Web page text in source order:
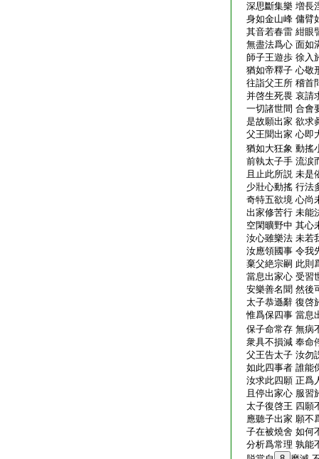
深思斷集樂 増長
身如金山峰 傭臂
其音若春雷 紺眼
無盡法爲心 面如
師子王遊歩 徐入
猶如帝釋子 心敬
往詣父王所 稽首
并啓生死畏 哀請
一切諸世間 合會
是故願出家 欲求
父王聞出家 心即
猶如大狂象 動搖
前執太子手 流涙
且止此所説 未是
少壯心動搖 行法
奇特五欲境 心尚
出家修苦行 未能
空閑曠野中 其心
汝心雖樂法 未若
汝應領國事 令我
棄父絶宗嗣 此則
當息出家心 受習
安樂善名聞 然後
太子恭遜辭 復啓
惟爲保四事 當息
保子命常存 無病
衆具不損減 奉命
父王告太子 汝勿
如此四事者 誰能
汝求此四願 正爲
且停出家心 服習
太子復啓王 四願
應聽子出家 願不
子在被燒舍 如何
分析爲常理 孰能